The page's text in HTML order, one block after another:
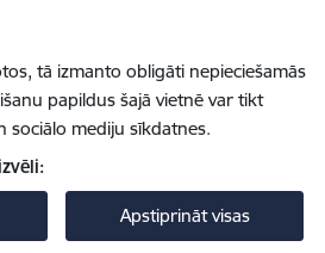
tā izmanto obligāti nepieciešamās
papildus šajā vietnē var tikt
sociālo mediju sīkdatnes.
Apstiprināt visas